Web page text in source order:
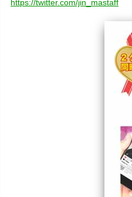
https://twitter.com/jin_mastaff